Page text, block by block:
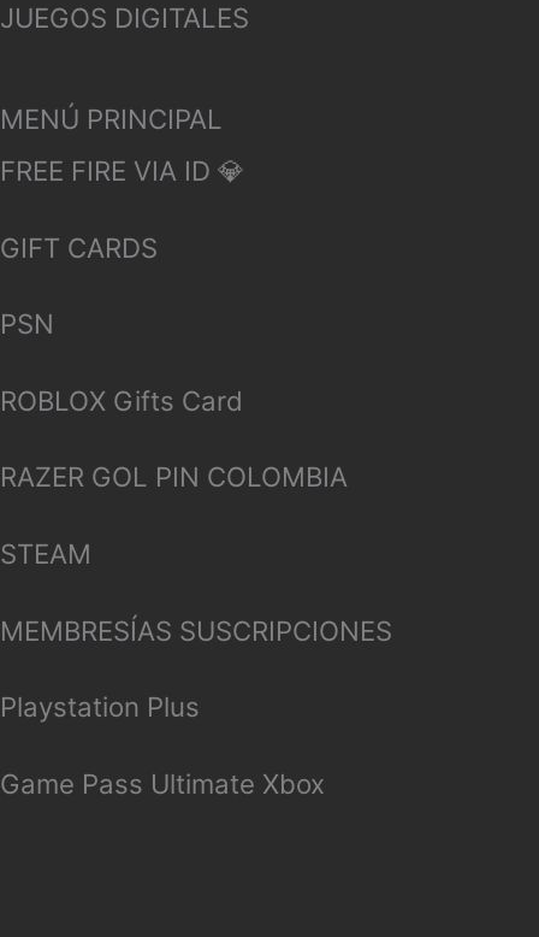
JUEGOS DIGITALES
MENÚ PRINCIPAL
FREE FIRE VIA ID 💎
GIFT CARDS
PSN
ROBLOX Gifts Card
RAZER GOL PIN COLOMBIA
STEAM
MEMBRESÍAS SUSCRIPCIONES
Playstation Plus
Game Pass Ultimate Xbox